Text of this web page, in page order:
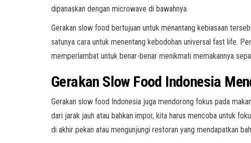
dipanaskan dengan microwave di bawahnya.
Gerakan slow food bertujuan untuk menantang kebiasaan
satunya cara untuk menentang kebodohan universal fast life.
memperlambat untuk benar-benar menikmati memakannya
Gerakan Slow Food Indonesia
Gerakan slow food Indonesia juga mendorong fokus pada
dari jarak jauh atau bahkan impor, kita harus mencoba untuk
di akhir pekan atau mengunjungi restoran yang mendapatkan